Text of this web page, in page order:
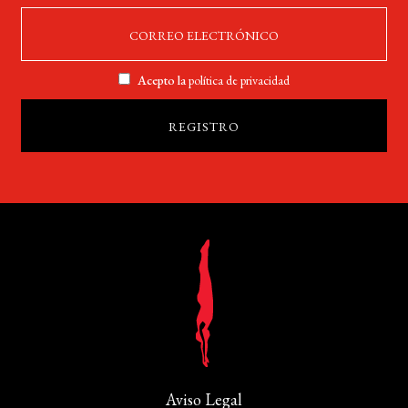
Acepto lapolítica de privacidad
Aviso Legal